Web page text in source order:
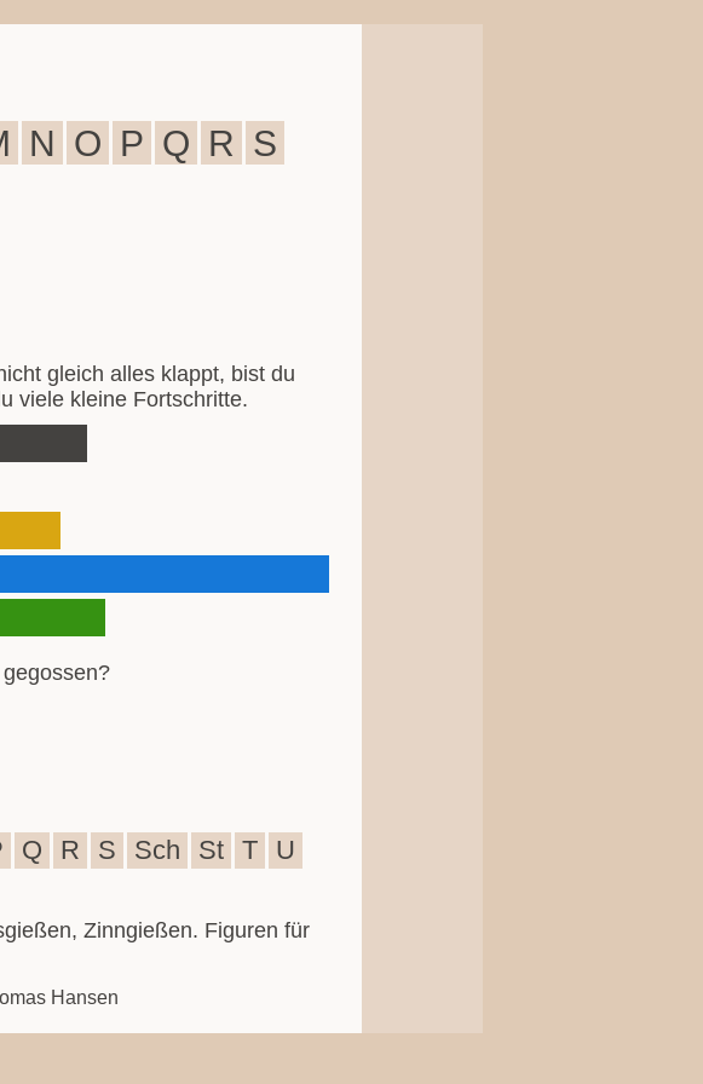
N O P Q R S
gleich alles klappt, bist du
viele kleine Fortschritte.
Q R S Sch St T
U
Zinngießen. Figuren für
Hansen